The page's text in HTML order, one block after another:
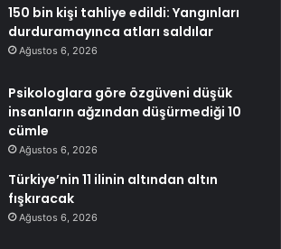
150 bin kişi tahliye edildi: Yangınları
durduramayınca atları saldılar
Ağustos 6, 2026
Psikologlara göre özgüveni düşük
insanların ağzından düşürmediği 10
cümle
Ağustos 6, 2026
Türkiye’nin 11 ilinin altından altın
fışkıracak
Ağustos 6, 2026